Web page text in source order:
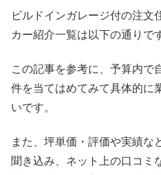
ビルドインガレージ付の注文
カー紹介一覧は以下の通りで
この記事を参考に、予算内で
件を当てはめてみて具体的に
いです。
また、坪単価・評価や実績な
聞き込み、ネット上の口コミ